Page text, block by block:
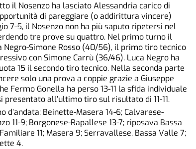
il Nosenzo ha lasciato Alessandria carico di
di pareggiare (o addirittura vincere)
7-5, il Nosenzo non ha più saputo ripetersi nel
tre prove su quattro. Nel primo turno il
Simone Rosso (40/56), il primo tiro tecnico
con Simone Carrù (36/46). Luca Negro ha
15 il secondo tiro tecnico. Nella seconda parte
solo una prova a coppie grazie a Giuseppe
Fermo Gonella ha perso 13-11 la sfida individuale
all’ultimo tiro sul risultato di 11-11.
Beinette-Masera 14-6; Calvarese-
11-9; Borgonese-Rapallese 13-7; riposava Bassa
11; Masera 9; Serravallese, Bassa Valle 7;
4.